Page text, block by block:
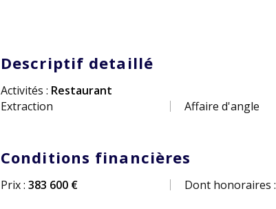
Descriptif detaillé
Activités : Restaurant
Extraction
Affaire d'angle
Conditions financières
Prix : 383 600 € Dont honoraires :